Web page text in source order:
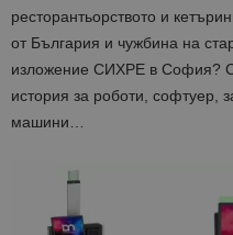
ресторантьорството и
от България и чужбина на
изложение СИХРЕ в София?
история за роботи, софтуер,
машини…